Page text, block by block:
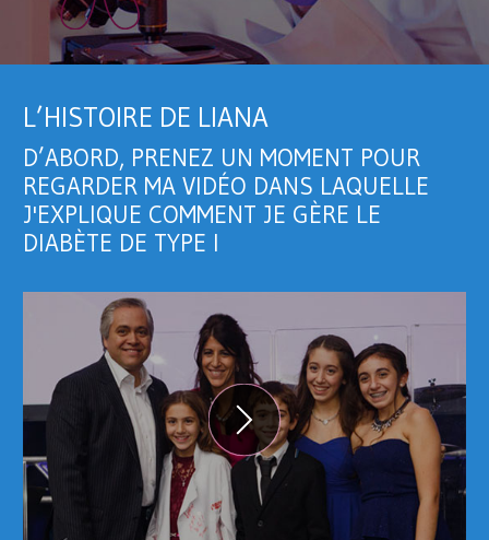
L’HISTOIRE DE LIANA
D’ABORD, PRENEZ UN MOMENT POUR
REGARDER MA VIDÉO DANS LAQUELLE
J'EXPLIQUE COMMENT JE GÈRE LE
DIABÈTE DE TYPE I